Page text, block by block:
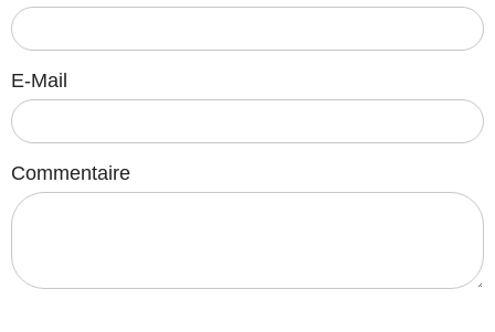
E-Mail
Commentaire